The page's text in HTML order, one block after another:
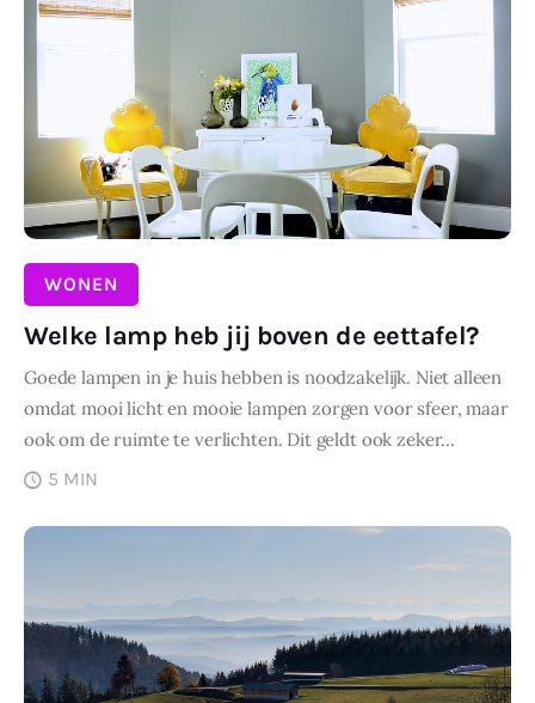
WONEN
Welke lamp heb jij boven de eettafel?
Goede lampen in je huis hebben is noodzakelijk. Niet alleen
omdat mooi licht en mooie lampen zorgen voor sfeer, maar
ook om de ruimte te verlichten. Dit geldt ook zeker…
5 MIN